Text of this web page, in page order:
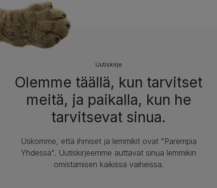
Uutiskirje
Olemme täällä, kun tarvitset
meitä, ja paikalla, kun he
tarvitsevat sinua.
Uskomme, että ihmiset ja lemmikit ovat "Parempia
Yhdessä". Uutiskirjeemme auttavat sinua lemmikin
omistamisen kaikissa vaiheissa.